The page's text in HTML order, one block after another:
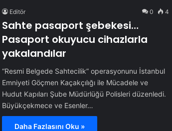
Editör 0 4
Sahte pasaport şebekesi…
Pasaport okuyucu cihazlarla
yakalandılar
“Resmi Belgede Sahtecilik” operasyonunu İstanbul
Emniyeti Göçmen Kaçakçılığı ile Mücadele ve
Hudut Kapıları Şube Müdürlüğü Polisleri düzenledi.
Büyükçekmece ve Esenler…
Daha Fazlasını Oku »